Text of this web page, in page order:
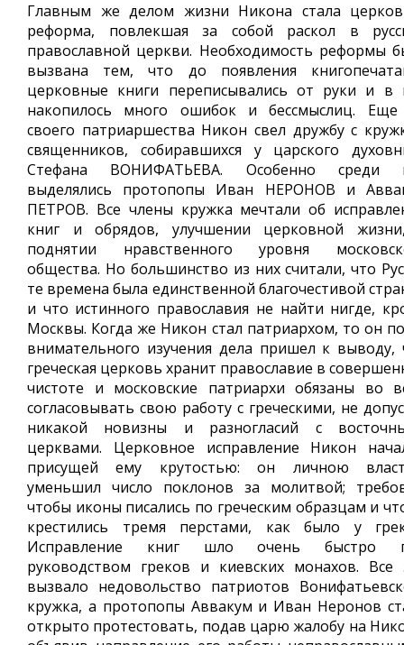
Главным же делом жизни Никона стала
реформа, повлекшая за собой раскол в
православной церкви. Необходимость реформы
вызвана тем, что до появления
церковные книги переписывались от руки и в
накопилось много ошибок и бессмыслиц.
своего патриаршества Никон свел дружбу с
священников, собиравшихся у царского
Стефана ВОНИФАТЬЕВА. Особенно среди
выделялись протопопы Иван НЕРОНОВ и
ПЕТРОВ. Все члены кружка мечтали об
книг и обрядов, улучшении церковной
поднятии нравственного уровня
общества. Но большинство из них считали, что
те времена была единственной благочестивой
и что истинного православия не найти нигде,
Москвы. Когда же Никон стал патриархом, то он
внимательного изучения дела пришел к выводу,
греческая церковь хранит православие в
чистоте и московские патриархи обязаны во
согласовывать свою работу с греческими, не
никакой новизны и разногласий с
церквами. Церковное исправление Никон
присущей ему крутостью: он личною
уменьшил число поклонов за молитвой;
чтобы иконы писались по греческим образцам и
крестились тремя перстами, как было у
Исправление книг шло очень быстро
руководством греков и киевских монахов. Все
вызвало недовольство патриотов
кружка, а протопопы Аввакум и Иван Неронов
открыто протестовать, подав царю жалобу на